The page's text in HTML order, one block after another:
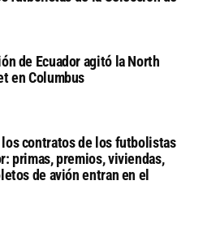
de Ecuador agitó la North
en Columbus
los contratos de los futbolistas
primas, premios, viviendas,
de avión entran en el